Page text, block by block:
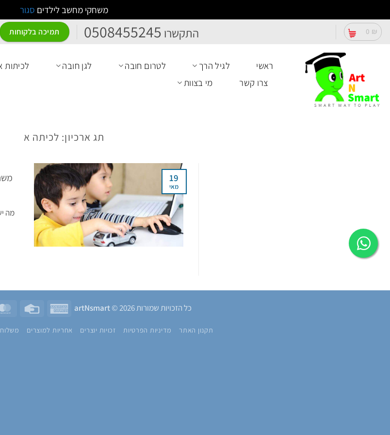
משחקי מחשב לילדים סגור
Skip
0 ₪ התקשרו 0508455245 תמיכה בלקוחות
ראשי לגיל הרך לטרום חובה לגן חובה לכיתות
צרו קשר
מי בצוות
תג ארכיון: לכיתה א
מה
19
מאי
כל הזכויות שמורות 2026 © artNsmart
American
Credit
תקנון האתר מדיניות הפרטיות זכויות יוצרים אחריות למוצרים